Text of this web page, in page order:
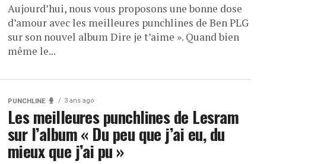
Aujourd’hui, nous vous proposons une bonne dose
d’amour avec les meilleures punchlines de Ben PLG
sur son nouvel album Dire je t’aime ». Quand bien
même le...
PUNCHLINE 3 ans ago
Les meilleures punchlines de Lesram
sur l’album « Du peu que j’ai eu, du
mieux que j’ai pu »